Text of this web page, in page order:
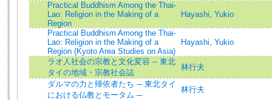
Practical Buddhism Among the Thai-
Lao: Religion in the Making of a
Region
Hayashi, Yukio
Practical Buddhism Among the Thai-
Lao: Religion in the Making of a
Region (Kyoto Area Studies on Asia)
Hayashi, Yukio
ラオ人社会の宗教と文化変容 -- 東北
タイの地域・宗教社会誌
林行夫
ダルマの力と帰依者たち ─ 東北タイ
における仏教とモータム ─
林行夫